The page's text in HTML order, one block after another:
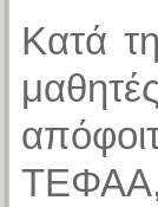
Κατά